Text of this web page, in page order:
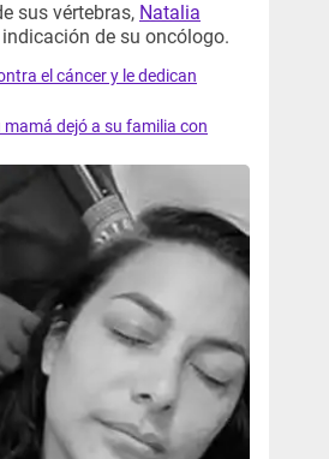
sus vértebras, Natalia
de su oncólogo.
el cáncer y le dedican
mamá dejó a su familia con